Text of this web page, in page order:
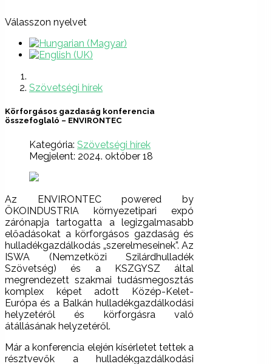
Válasszon nyelvet
Szövetségi hírek
Körforgásos gazdaság konferencia
összefoglaló – ENVIRONTEC
Kategória: Szövetségi hírek
Megjelent: 2024. október 18
Az ENVIRONTEC powered by
ÖKOINDUSTRIA környezetipari expó
zárónapja tartogatta a legizgalmasabb
előadásokat a körforgásos gazdaság és
hulladékgazdálkodás „szerelmeseinek”. Az
ISWA (Nemzetközi Szilárdhulladék
Szövetség) és a KSZGYSZ által
megrendezett szakmai tudásmegosztás
komplex képet adott Közép-Kelet-
Európa és a Balkán hulladékgazdálkodási
helyzetéről és körforgásra való
átállásának helyzetéről.
Már a konferencia elején kísérletet tettek a
résztvevők a hulladékgazdálkodási